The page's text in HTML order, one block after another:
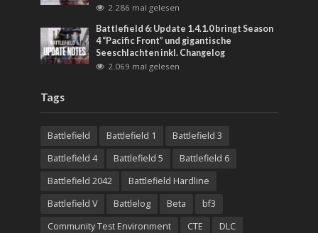
2.286 mal gelesen
Battlefield 6: Update 1.4.1.0 bringt Season
4 “Pacific Front” und gigantische
Seeschlachten inkl. Changelog
2.069 mal gelesen
Tags
Battlefield Battlefield 1
Battlefield 3
Battlefield 4
Battlefield 5
Battlefield 6
Battlefield 2042
Battlefield Hardline
Battlefield V
Battlelog Beta
bf3
Community Test Environment
CTE
DLC